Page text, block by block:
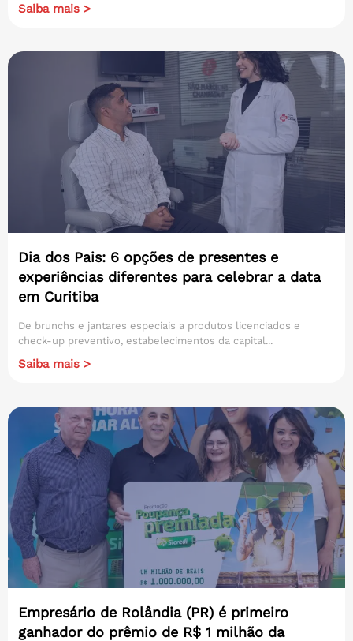
Saiba mais >
Dia dos Pais: 6 opções de presentes e
experiências diferentes para celebrar a data
em Curitiba
De brunchs e jantares especiais a produtos licenciados e
check-up preventivo, estabelecimentos da capital...
Saiba mais >
Empresário de Rolândia (PR) é primeiro
ganhador do prêmio de R$ 1 milhão da